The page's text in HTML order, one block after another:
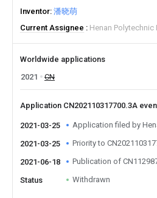
Inventor 潘晓萌
Current Assignee
Henan Polytechnic
Worldwide applications
2021
CN
Application CN202110317700.3A
2021-03-25 Application filed by
2021-03-25 Priority to
2021-06-18 Publication of
Status Withdrawn